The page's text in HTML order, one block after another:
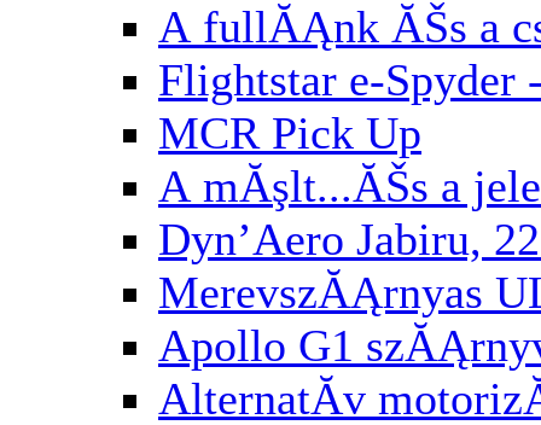
A fullĂĄnk ĂŠs a
Flightstar e-Spyder
MCR Pick Up
A mĂşlt...ĂŠs a
Dyn’Aero Jabiru,
MerevszĂĄrnyas
Apollo G1
AlternatĂ­v